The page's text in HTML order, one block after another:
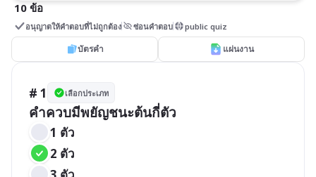
10 ข้อ
อนุญาตให้คำตอบที่ไม่ถูกต้อง ซ่อนคำตอบ public quiz
บัตรคำ แผ่นงาน
# 1 เลือกประเภท
คำควบมีพยัญชนะต้นกี่ตัว
1 ตัว
2 ตัว